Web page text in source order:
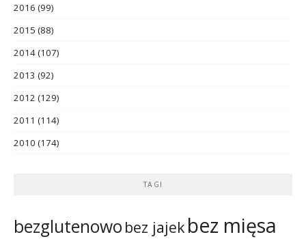
2016 (99)
2015 (88)
2014(107)
2013 (92)
2012 (129)
2011 (114)
2010 (174)
TAGI
bezglutenowo bez jajekbez mięsa